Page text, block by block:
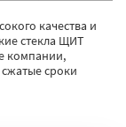
качества и
стекла ЩИТ
компании,
сроки